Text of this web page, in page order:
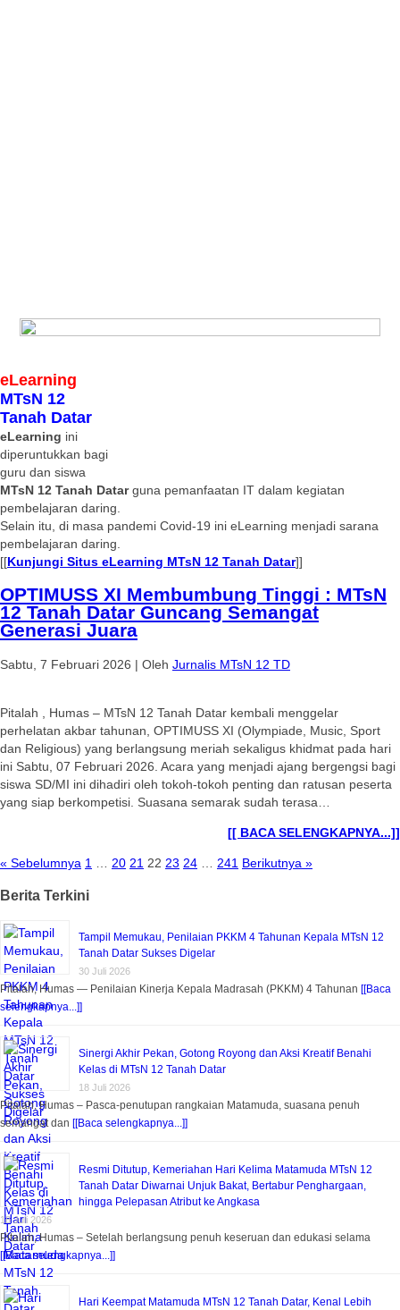
eLearning
MTsN 12
Tanah Datar
eLearning ini
diperuntukkan bagi
guru dan siswa
MTsN 12 Tanah Datarguna pemanfaatan IT dalam kegiatan
pembelajaran daring.
Selain itu, di masa pandemi Covid-19 ini eLearning menjadi sarana
pembelajaran daring.
[[Kunjungi Situs eLearning MTsN 12 Tanah Datar]]
OPTIMUSS XI Membumbung Tinggi : MTsN
12 Tanah Datar Guncang Semangat
Generasi Juara
Sabtu, 7 Februari 2026 | Oleh Jurnalis MTsN 12 TD
Pitalah , Humas – MTsN 12 Tanah Datar kembali menggelar
perhelatan akbar tahunan, OPTIMUSS XI (Olympiade, Music, Sport
dan Religious) yang berlangsung meriah sekaligus khidmat pada hari
ini Sabtu, 07 Februari 2026. Acara yang menjadi ajang bergengsi bagi
siswa SD/MI ini dihadiri oleh tokoh-tokoh penting dan ratusan peserta
yang siap berkompetisi. Suasana semarak sudah terasa…
[[ BACA SELENGKAPNYA...]]
« Sebelumnya 1 20 21 22 23 24 241 Berikutnya »
Berita Terkini
Tampil Memukau, Penilaian PKKM 4 Tahunan Kepala MTsN 12
Tanah Datar Sukses Digelar
30 Juli 2026
Pitalah, Humas — Penilaian Kinerja Kepala Madrasah (PKKM) 4 Tahunan [[Baca
selengkapnya...]]
Sinergi Akhir Pekan, Gotong Royong dan Aksi Kreatif Benahi
Kelas di MTsN 12 Tanah Datar
18 Juli 2026
Pitalah, Humas – Pasca-penutupan rangkaian Matamuda, suasana penuh
semangat dan [[Baca selengkapnya...]]
Resmi Ditutup, Kemeriahan Hari Kelima Matamuda MTsN 12
Tanah Datar Diwarnai Unjuk Bakat, Bertabur Penghargaan,
hingga Pelepasan Atribut ke Angkasa
18 Juli 2026
Pitalah, Humas – Setelah berlangsung penuh keseruan dan edukasi selama
[[Baca selengkapnya...]]
Hari Keempat Matamuda MTsN 12 Tanah Datar, Kenal Lebih